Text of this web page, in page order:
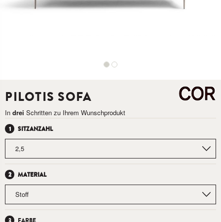
PILOTIS SOFA
Indrei Schritten zu Ihrem Wunschprodukt
SITZANZAHL
MATERIAL